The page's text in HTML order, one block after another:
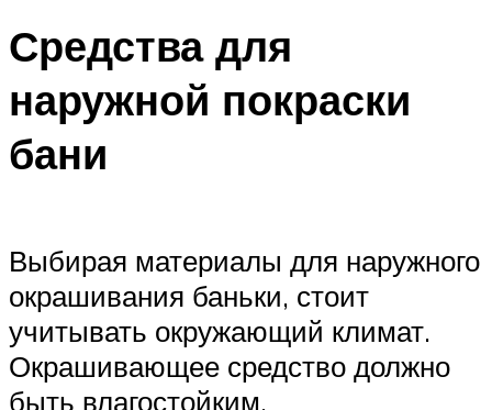
МЕНЮ
Средства для
наружной покраски
бани
Выбирая материалы для наружного
окрашивания баньки, стоит
учитывать окружающий климат.
Окрашивающее средство должно
быть влагостойким,